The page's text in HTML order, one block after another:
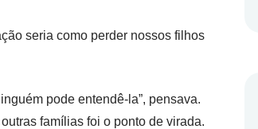
seria como perder nossos filhos
pode entendê-la”, pensava.
famílias foi o ponto de virada.